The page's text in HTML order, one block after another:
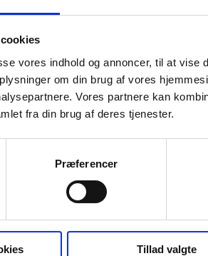
vores indhold og annoncer, til at vise
om din brug af vores
Vores partnere kan
fra din brug af deres tjenester.
Præferencer
Tillad valgte